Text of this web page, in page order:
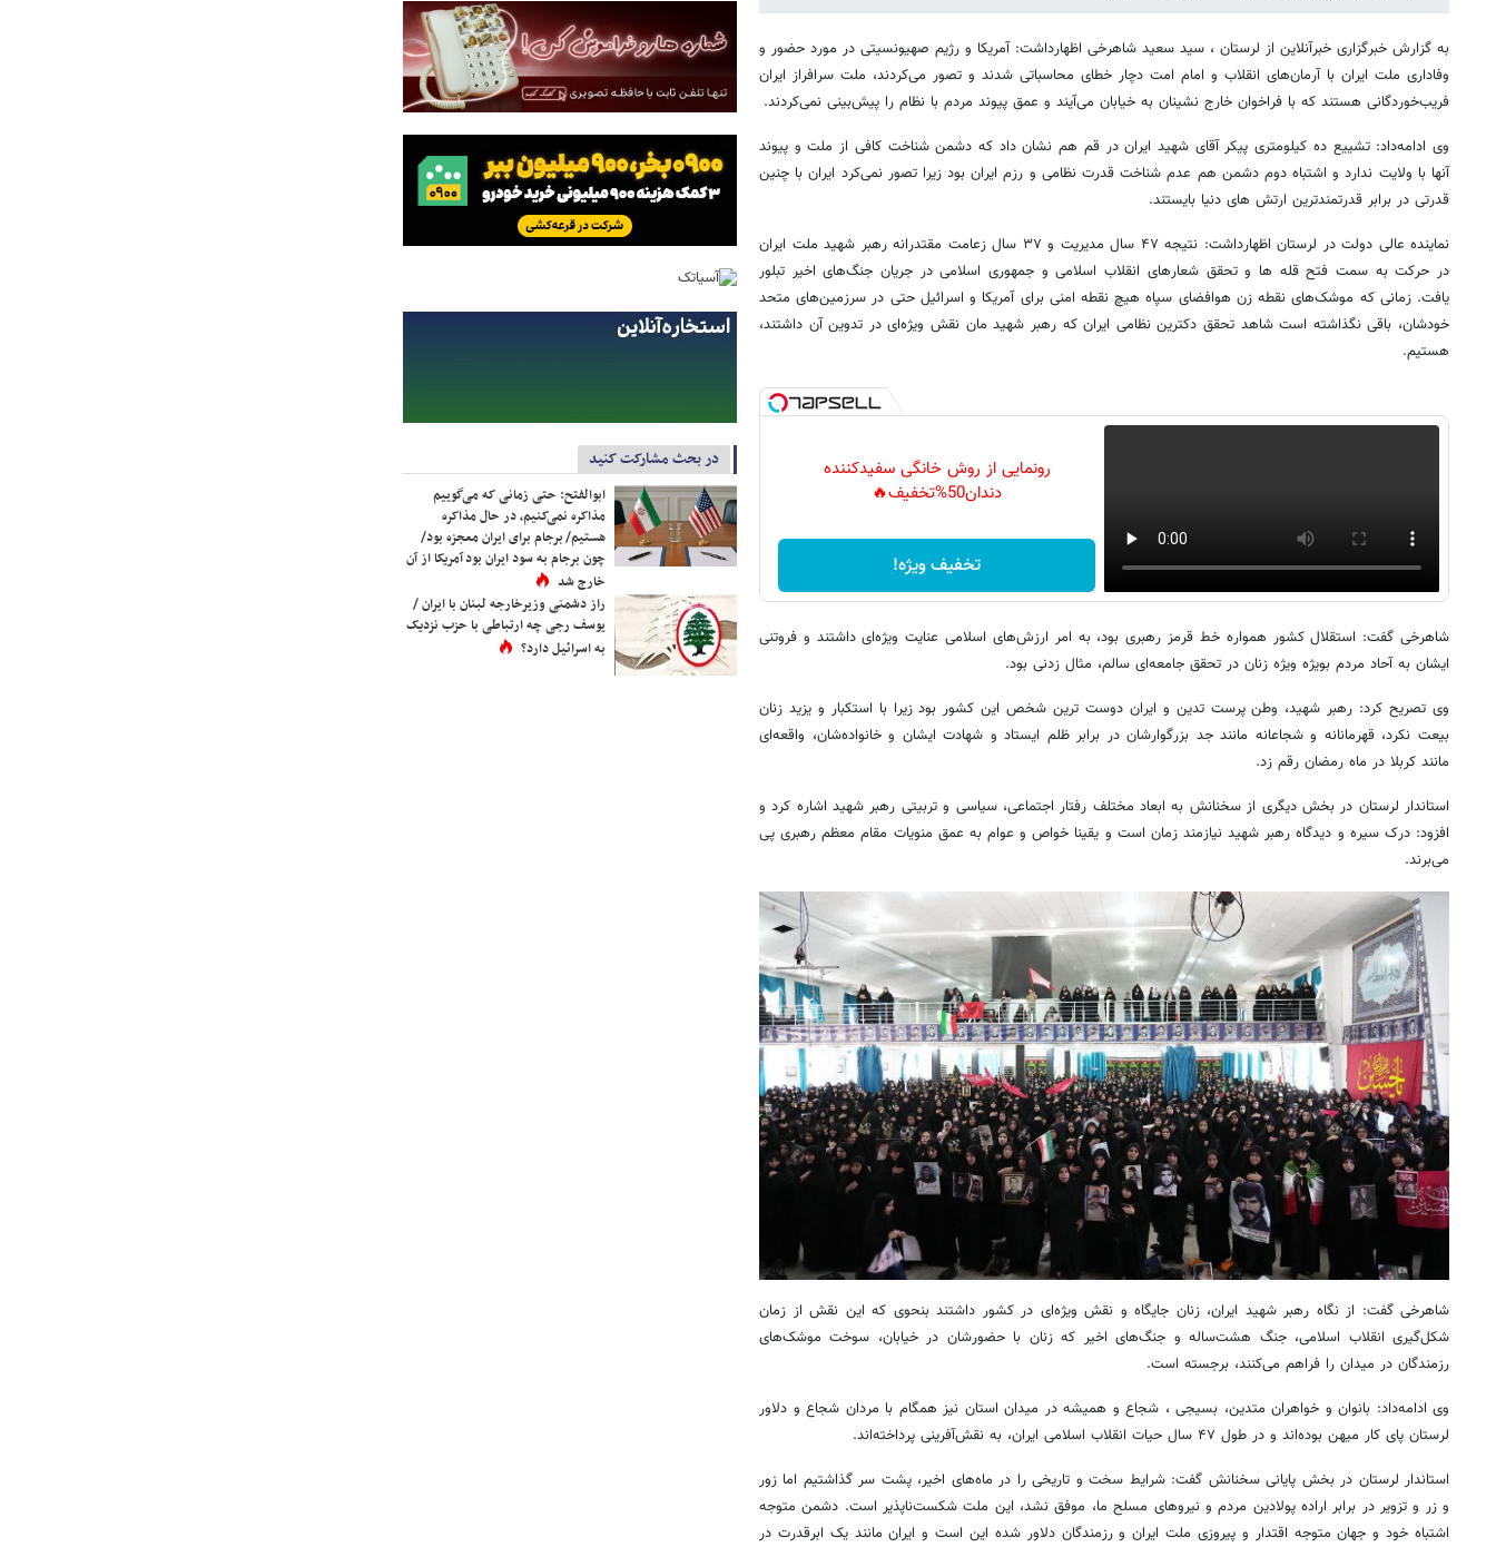
به گزارش خبرگزاری خبرآنلاین از لرستان ، سید سعید شاهرخی اظهارداشت: آمریکا و رژیم صهیونسیتی در مورد حضور و
وفاداری ملت ایران با آرمان‌های انقلاب و امام امت دچار خطای محاسباتی شدند و تصور می‌کردند، ملت سرافراز ایران
فریب‌خوردگانی هستند که با فراخوان خارج نشینان به خیابان می‌آیند و عمق پیوند مردم با نظام را پیش‌بینی نمی‌کردند.
وی ادامه‌داد: تشییع ده کیلومتری پیکر آقای شهید ایران در قم هم نشان داد که دشمن شناخت کافی از ملت و پیوند
آنها با ولایت ندارد و اشتباه دوم دشمن هم عدم شناخت قدرت نظامی و رزم ایران بود زیرا تصور نمی‌کرد ایران با چنین
قدرتی در برابر قدرتمندترین ارتش های دنیا بایستند.
نماینده عالی دولت در لرستان اظهارداشت: نتیجه ۴۷ سال مدیریت و ۳۷ سال زعامت مقتدرانه رهبر شهید ملت ایران
در حرکت به سمت فتح قله ها و تحقق شعارهای انقلاب اسلامی و جمهوری اسلامی در جریان جنگ‌های اخیر تبلور
یافت. زمانی که موشک‌های نقطه زن هوافضای سپاه هیچ‌ نقطه‌ امنی برای آمریکا و اسرائیل حتی در سرزمین‌های متحد
خودشان، باقی نگذاشته است شاهد تحقق دکترین نظامی ایران که رهبر شهید مان نقش ویژه‌ای در تدوین آن داشتند،
هستیم.
رونمایی از روش خانگی سفیدکننده
دندان50%تخفیف🔥
تخفیف ویژه!
شاهرخی گفت: استقلال کشور همواره خط قرمز رهبری بود، به امر ارزش‌های اسلامی عنایت ویژه‌ای داشتند و فروتنی
ایشان به آحاد مردم بویژه ویژه زنان در تحقق جامعه‌ای سالم، مثال زدنی بود.
وی تصریح کرد: رهبر شهید، وطن پرست تدین و ایران دوست ترین شخص این کشور بود زیرا با استکبار و یزید زنان
بیعت نکرد، قهرمانانه و شجاعانه مانند جد بزرگوارشان در برابر ظلم ایستاد و شهادت ایشان و خانواده‌شان، واقعه‌ای
مانند کربلا در ماه رمضان رقم زد.
استاندار لرستان در بخش دیگری از سخنانش به ابعاد مختلف رفتار اجتماعی، سیاسی و تربیتی رهبر شهید اشاره کرد و
افزود: درک سیره و دیدگاه رهبر شهید نیازمند زمان است و یقینا خواص و عوام به عمق منویات مقام معظم رهبری پی
می‌برند.
شاهرخی گفت: از نگاه رهبر شهید ایران، زنان جایگاه و نقش ویژه‌ای در کشور داشتند بنحوی که این نقش از زمان
شکل‌گیری انقلاب اسلامی، جنگ هشت‌ساله و جنگ‌های اخیر که زنان با حضورشان در خیابان، سوخت موشک‌های
رزمندگان در میدان را فراهم می‌کنند، برجسته است.
وی ادامه‌داد: بانوان و خواهران متدین، بسیجی ، شجاع و همیشه در میدان استان نیز همگام با مردان شجاع و دلاور
لرستان پای کار میهن بوده‌اند و در طول ۴۷ سال حیات انقلاب اسلامی ایران، به نقش‌آفرینی پرداخته‌اند.
استاندار لرستان در بخش پایانی سخنانش گفت: شرایط سخت و تاریخی را در ماه‌های اخیر، پشت سر گذاشتیم اما زور
و زر و تزویر در برابر اراده پولادین مردم و نیروهای مسلح ما، موفق نشد، این ملت شکست‌ناپذیر است. دشمن متوجه
اشتباه خود و جهان متوجه اقتدار و پیروزی ملت ایران و رزمندگان دلاور شده این است و ایران مانند یک ابرقدرت در
در بحث مشارکت کنید
ابوالفتح: حتی زمانی که می‌گوییم
مذاکره نمی‌کنیم، در حال مذاکره
هستیم/ برجام برای ایران معجزه بود/
چون برجام به سود ایران بود آمریکا از آن
خارج شد
راز دشمنی وزیرخارجه لبنان با ایران /
یوسف رجی چه ارتباطی با حزب نزدیک
به اسرائیل دارد؟